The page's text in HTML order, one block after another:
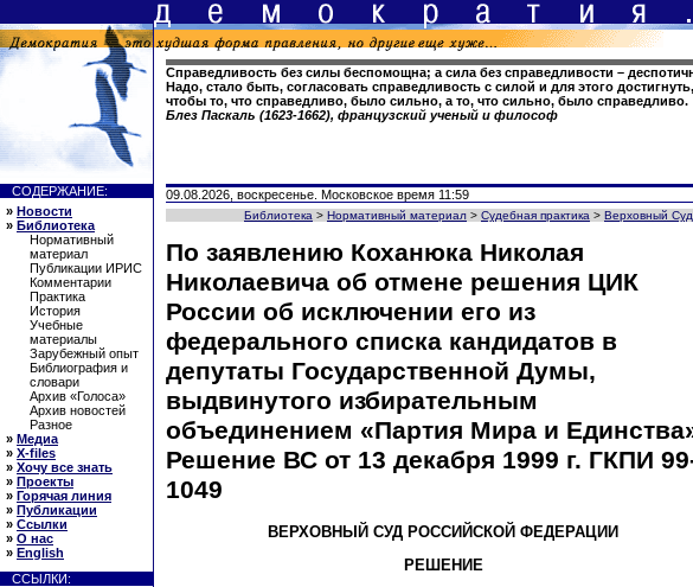
Справедливость без силы беспомощна; а сила без справедливости –
Надо, стало быть, согласовать справедливость с силой и для этого достигнуть,
чтобы то, что справедливо, было сильно, а то, что сильно, было справедливо.
Блез Паскаль (1623-1662), французский ученый и философ
СОДЕРЖАНИЕ:
» Новости
» Библиотека
Нормативный
материал
Публикации ИРИС
Комментарии
Практика
История
Учебные
материалы
Зарубежный опыт
Библиография и
словари
Архив «Голоса»
Архив новостей
Разное
» Медиа
» X-files
» Хочу все знать
» Проекты
» Горячая линия
» Публикации
» Ссылки
» О нас
» English
ССЫЛКИ:
09.08.2026, воскресенье. Московское время 11:59
Библиотека > Нормативный материал > Судебная практика > Верховный
По заявлению Коханюка Николая
Николаевича об отмене решения ЦИК
России об исключении его из
федерального списка кандидатов в
депутаты Государственной Думы,
выдвинутого избирательным
объединением «Партия Мира и
Решение ВС от 13 декабря 1999 г. ГКПИ
1049
ВЕРХОВНЫЙ СУД РОССИЙСКОЙ ФЕДЕРАЦИИ
РЕШЕНИЕ